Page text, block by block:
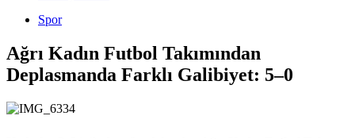
Spor
Ağrı Kadın Futbol Takımından
Deplasmanda Farklı Galibiyet: 5–0